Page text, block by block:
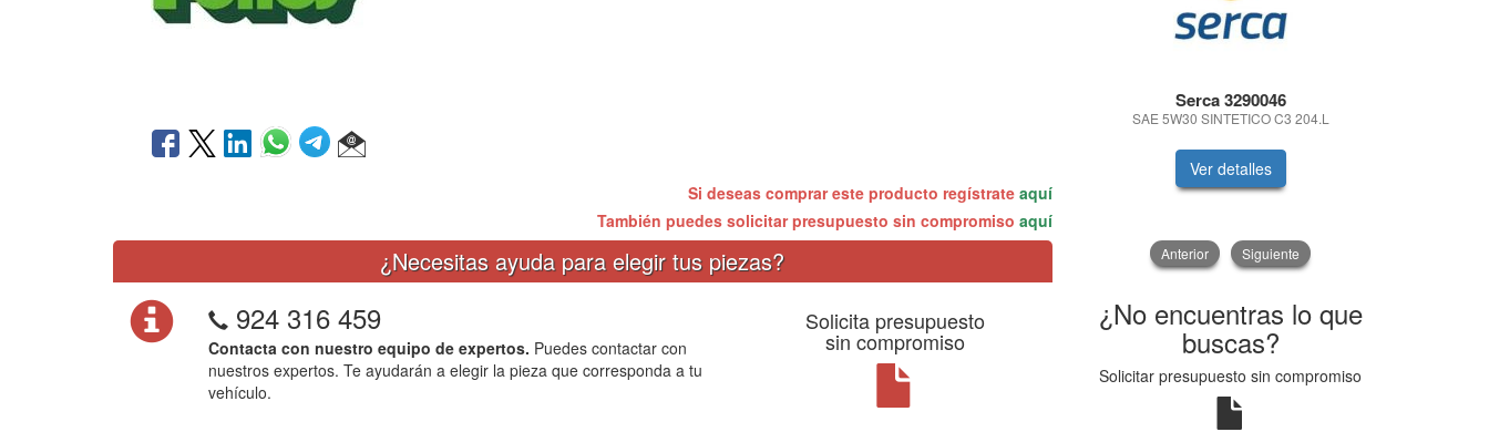
Si deseas comprar este producto regístrate aquí
También puedes solicitar presupuesto sin compromiso aquí
¿Necesitas ayuda para elegir tus piezas?
924 316 459
Contacta con nuestro equipo de expertos. Puedes contactar con
nuestros expertos. Te ayudarán a elegir la pieza que corresponda a tu
vehículo.
Solicita presupuesto
sin compromiso
Serca 3290046
SAE 5W30 SINTETICO C3 204.L
Ver detalles
Anterior Siguiente
¿No encuentras lo que
buscas?
Solicitar presupuesto sin compromiso